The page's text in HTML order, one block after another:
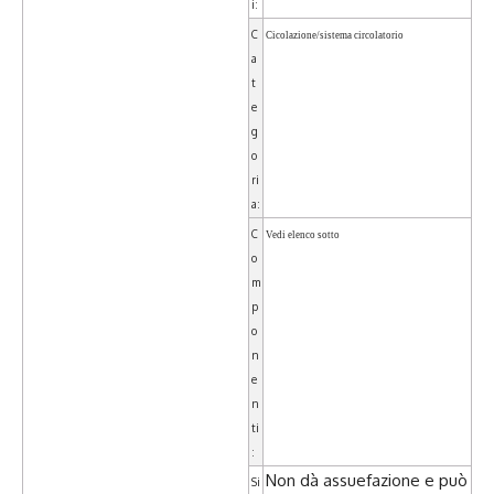
i:
C
a
t
e
g
o
ri
a:
Cicolazione/sistema circolatorio
C
o
m
p
o
n
e
n
ti
:
Vedi elenco sotto
Si Non dà assuefazione e può